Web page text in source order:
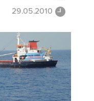
29.05.2010